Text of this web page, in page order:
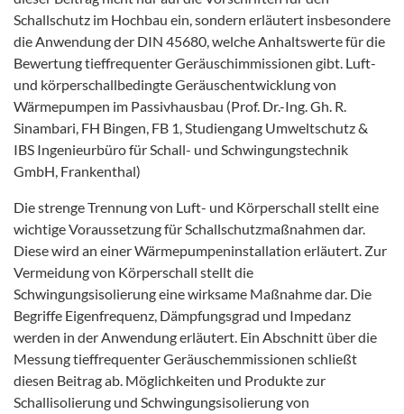
Schallschutz im Hochbau ein, sondern erläutert insbesondere
die Anwendung der DIN 45680, welche Anhaltswerte für die
Bewertung tieffrequenter Geräuschimmissionen gibt. Luft-
und körperschallbedingte Geräuschentwicklung von
Wärmepumpen im Passivhausbau (Prof. Dr.-Ing. Gh. R.
Sinambari, FH Bingen, FB 1, Studiengang Umweltschutz &
IBS Ingenieurbüro für Schall- und Schwingungstechnik
GmbH, Frankenthal)
Die strenge Trennung von Luft- und Körperschall stellt eine
wichtige Voraussetzung für Schallschutzmaßnahmen dar.
Diese wird an einer Wärmepumpeninstallation erläutert. Zur
Vermeidung von Körperschall stellt die
Schwingungsisolierung eine wirksame Maßnahme dar. Die
Begriffe Eigenfrequenz, Dämpfungsgrad und Impedanz
werden in der Anwendung erläutert. Ein Abschnitt über die
Messung tieffrequenter Geräuschemmissionen schließt
diesen Beitrag ab. Möglichkeiten und Produkte zur
Schallisolierung und Schwingungsisolierung von